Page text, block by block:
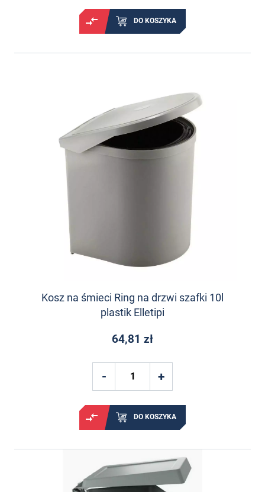
DO KOSZYKA
Kosz na śmieci Ring na drzwi szafki 10l
plastik Elletipi
64,81 zł
DO KOSZYKA